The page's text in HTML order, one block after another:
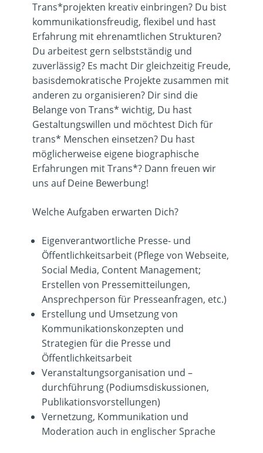
Trans*projekten kreativ einbringen? Du bist
kommunikationsfreudig, flexibel und hast
Erfahrung mit ehrenamtlichen Strukturen?
Du arbeitest gern selbstständig und
zuverlässig? Es macht Dir gleichzeitig Freude,
basisdemokratische Projekte zusammen mit
anderen zu organisieren? Dir sind die
Belange von Trans* wichtig, Du hast
Gestaltungswillen und möchtest Dich für
trans* Menschen einsetzen? Du hast
möglicherweise eigene biographische
Erfahrungen mit Trans*? Dann freuen wir
uns auf Deine Bewerbung!
Welche Aufgaben erwarten Dich?
Eigenverantwortliche Presse- und
Öffentlichkeitsarbeit (Pflege von Webseite,
Social Media, Content Management;
Erstellen von Pressemitteilungen,
Ansprechperson für Presseanfragen, etc.)
Erstellung und Umsetzung von
Kommunikationskonzepten und
Strategien für die Presse und
Öffentlichkeitsarbeit
Veranstaltungsorganisation und –
durchführung (Podiumsdiskussionen,
Publikationsvorstellungen)
Vernetzung, Kommunikation und
Moderation auch in englischer Sprache